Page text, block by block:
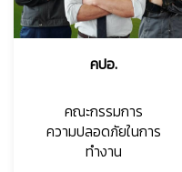
คปอ.
คณะกรรมการ
ความปลอดภัยในการ
ทำงาน